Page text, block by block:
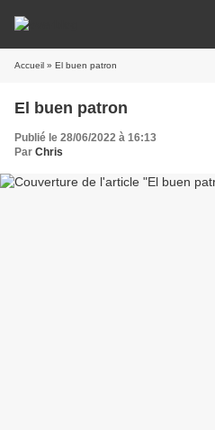
Accueil » El buen patron
El buen patron
Publié le 28/06/2022 à 16:13
Par Chris